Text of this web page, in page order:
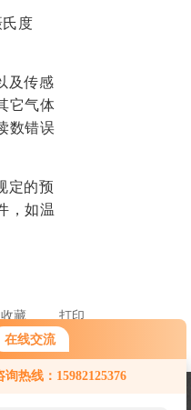
在线交流
询热线：15982125376
度
及传感
它气体
数错误
定的预
，如温
收藏 打印